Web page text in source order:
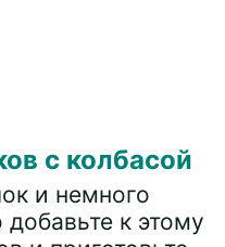
с колбасой
и немного
к этому